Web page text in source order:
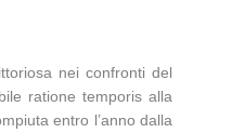
nei confronti del
ratione temporis alla
entro l’anno dalla